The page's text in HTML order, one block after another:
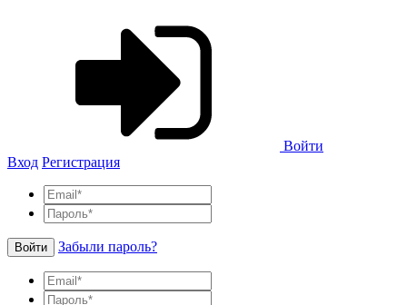
Войти
Вход Регистрация
Войти Забыли пароль?